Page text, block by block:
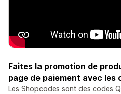
Faites la promotion de
page de paiement avec les
Les Shopcodes sont des codes